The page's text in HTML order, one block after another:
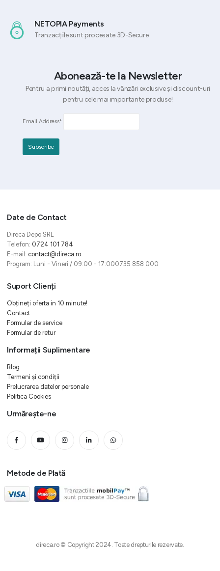
NETOPIA Payments
Tranzacțiile sunt procesate 3D-Secure
Abonează-te la Newsletter
Pentru a primi noutăți, acces la vânzări exclusive și discount-uri
pentru cele mai importante produse!
Email Address*
Date de Contact
Direca Depo SRL
Telefon: 0724 101 784
E-mail: contact@direca.ro
Program: Luni - Vineri / 09:00 - 17:000735 858 000
Suport Clienți
Obțineți oferta in 10 minute!
Contact
Formular de service
Formular de retur
Informații Suplimentare
Blog
Termeni și condiții
Prelucrarea datelor personale
Politica Cookies
Urmărește-ne
Metode de Plată
direca.ro © Copyright 2024. Toate drepturile rezervate.